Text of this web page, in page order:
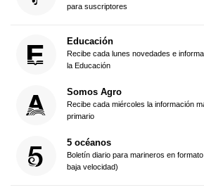
para suscriptores
Educación
Recibe cada lunes novedades e
la Educación
Somos Agro
Recibe cada miércoles la información
primario
5 océanos
Boletín diario para marineros en
baja velocidad)